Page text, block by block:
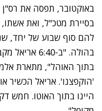
באוקטובר, תפסה את
בסיירת מטכ"ל, ואת אשתו,
להם סוף שבוע של יחד,
בהולה. "ב-
בתוך האוהל", מתארת
היינו בתוך האוטו. חמש